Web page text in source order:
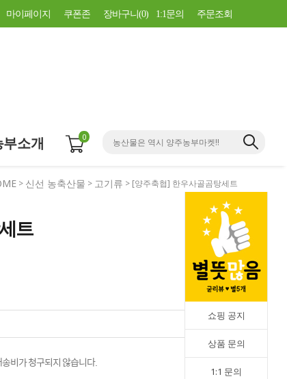
마이페이지 쿠폰존 장바구니(0) 1:1문의 주문조회
소개 0
쇼핑 공지
상품 문의
1:1 문의
> 신선 농축산물 > 고기류 > [양주축협] 한우사골곰탕세트
트
비가 청구되지 않습니다.